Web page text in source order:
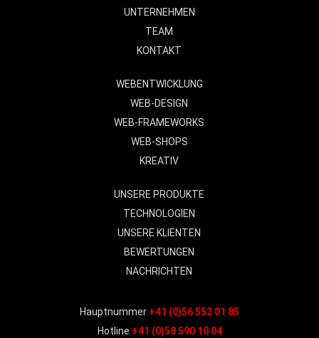
UNTERNEHMEN
TEAM
KONTAKT
WEBENTWICKLUNG
WEB-DESIGN
WEB-FRAMEWORKS
WEB-SHOPS
KREATIV
UNSERE PRODUKTE
TECHNOLOGIEN
UNSERE KLIENTEN
BEWERTUNGEN
NACHRICHTEN
Hauptnummer +41 (0)56 552 01 85
Hotline +41 (0)58 590 10 04